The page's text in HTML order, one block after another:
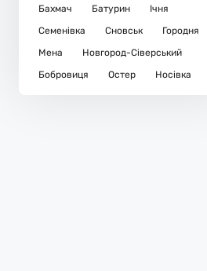
Бахмач
Батурин
Ічня
Семенівка
Сновськ
Городня
Мена
Новгород-Сіверський
Бобровиця
Остер Носівка